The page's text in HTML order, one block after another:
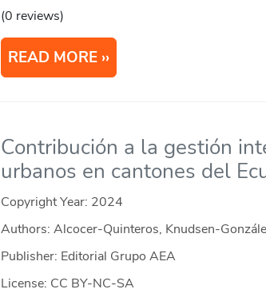
(0 reviews)
READ MORE
Contribución a la gestión
urbanos en cantones del
Copyright Year: 2024
Authors: Alcocer-Quinteros, Knudsen-
Publisher: Editorial Grupo AEA
License: CC BY-NC-SA